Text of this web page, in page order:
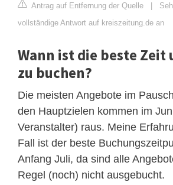
Antrag auf Entfernung der Quelle |
vollständige Antwort auf kreiszeitung.de an
Wann ist die beste Zeit
zu buchen?
Die meisten Angebote im
den Hauptzielen kommen im
Veranstalter) raus. Meine
Fall ist der beste
Anfang Juli, da sind alle
Regel (noch) nicht ausgebucht.